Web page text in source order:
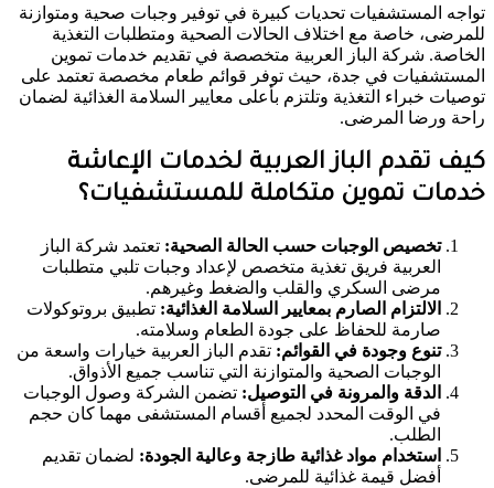
تواجه المستشفيات تحديات كبيرة في توفير وجبات صحية ومتوازنة
للمرضى، خاصة مع اختلاف الحالات الصحية ومتطلبات التغذية
الخاصة. شركة الباز العربية متخصصة في تقديم خدمات تموين
المستشفيات في جدة، حيث توفر قوائم طعام مخصصة تعتمد على
توصيات خبراء التغذية وتلتزم بأعلى معايير السلامة الغذائية لضمان
راحة ورضا المرضى.
كيف تقدم الباز العربية لخدمات الإعاشة
خدمات تموين متكاملة للمستشفيات؟
تخصيص الوجبات حسب الحالة الصحية: تعتمد شركة الباز
العربية فريق تغذية متخصص لإعداد وجبات تلبي متطلبات
مرضى السكري والقلب والضغط وغيرهم.
الالتزام الصارم بمعايير السلامة الغذائية: تطبيق بروتوكولات
صارمة للحفاظ على جودة الطعام وسلامته.
تنوع وجودة في القوائم: تقدم الباز العربية خيارات واسعة من
الوجبات الصحية والمتوازنة التي تناسب جميع الأذواق.
الدقة والمرونة في التوصيل: تضمن الشركة وصول الوجبات
في الوقت المحدد لجميع أقسام المستشفى مهما كان حجم
الطلب.
استخدام مواد غذائية طازجة وعالية الجودة: لضمان تقديم
أفضل قيمة غذائية للمرضى.